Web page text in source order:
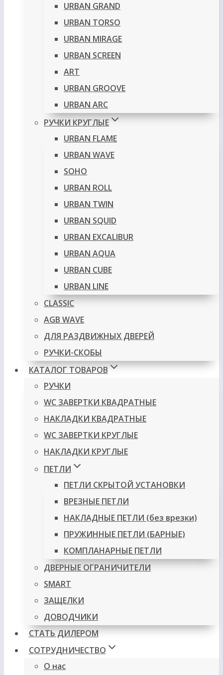
URBAN GRAND
URBAN TORSO
URBAN MIRAGE
URBAN SCREEN
ART
URBAN GROOVE
URBAN ARC
РУЧКИ КРУГЛЫЕ
URBAN FLAME
URBAN WAVE
SOHO
URBAN ROLL
URBAN TWIN
URBAN SQUID
URBAN EXCALIBUR
URBAN AQUA
URBAN CUBE
URBAN LINE
CLASSIC
AGB WAVE
ДЛЯ РАЗДВИЖНЫХ ДВЕРЕЙ
РУЧКИ-СКОБЫ
КАТАЛОГ ТОВАРОВ
РУЧКИ
WC ЗАВЕРТКИ КВАДРАТНЫЕ
НАКЛАДКИ КВАДРАТНЫЕ
WC ЗАВЕРТКИ КРУГЛЫЕ
НАКЛАДКИ КРУГЛЫЕ
ПЕТЛИ
ПЕТЛИ СКРЫТОЙ УСТАНОВКИ
ВРЕЗНЫЕ ПЕТЛИ
НАКЛАДНЫЕ ПЕТЛИ (без врезки)
ПРУЖИННЫЕ ПЕТЛИ (БАРНЫЕ)
КОМПЛАНАРНЫЕ ПЕТЛИ
ДВЕРНЫЕ ОГРАНИЧИТЕЛИ
SMART
ЗАЩЕЛКИ
ДОВОДЧИКИ
СТАТЬ ДИЛЕРОМ
СОТРУДНИЧЕСТВО
О нас